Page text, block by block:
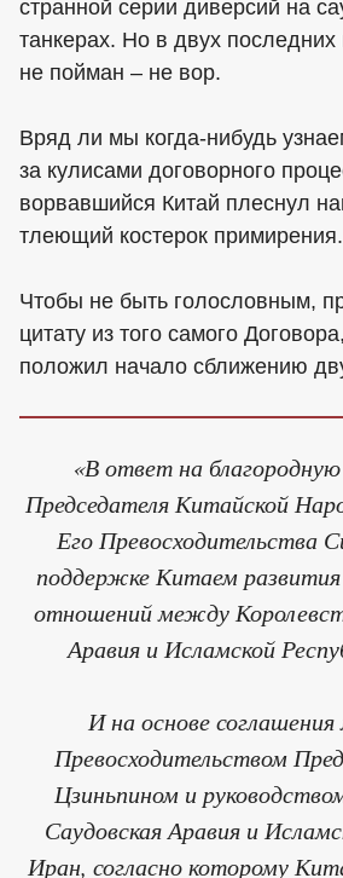
странной серии диверсий на
танкерах. Но в двух
не пойман – не вор.
Вряд ли мы когда-нибудь
за кулисами договорного
ворвавшийся Китай плеснул
тлеющий костерок
Чтобы не быть голословным,
цитату из того самого
положил начало сближению
«В ответ на
Председателя Китайской
Его Превосходительства
поддержке Китаем развития
отношений между
Аравия и Исламской
И на основе
Превосходительством
Цзиньпином и
Саудовская Аравия и
Иран, согласно которому